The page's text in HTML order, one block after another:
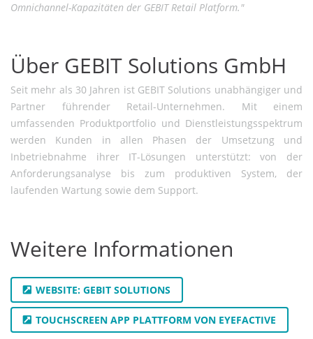
Omnichannel-Kapazitäten der GEBIT Retail Platform."
Über GEBIT Solutions GmbH
Seit mehr als 30 Jahren ist GEBIT Solutions unabhängiger und
Partner führender Retail-Unternehmen. Mit einem
umfassenden Produktportfolio und Dienstleistungsspektrum
werden Kunden in allen Phasen der Umsetzung und
Inbetriebnahme ihrer IT-Lösungen unterstützt: von der
Anforderungsanalyse bis zum produktiven System, der
laufenden Wartung sowie dem Support.
Weitere Informationen
WEBSITE: GEBIT SOLUTIONS
TOUCHSCREEN APP PLATTFORM VON EYEFACTIVE